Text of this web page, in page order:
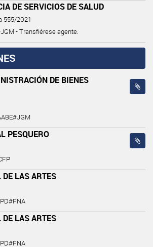
DE SERVICIOS DE SALUD
555/2021
- Transfiérese agente.
DE BIENES
PESQUERO
LAS ARTES
LAS ARTES